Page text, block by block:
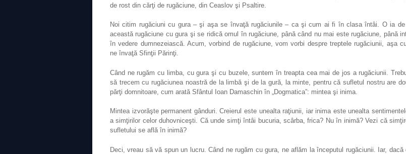
de rost din cărţi de rugăciune, din Ceaslov şi Psaltire.
Noi citim rugăciuni cu gura – şi aşa se învaţă rugăciunile – ca şi cum ai fi în clasa întâi. O ia
această rugăciune cu gura şi se ridică omul în rugăciune, până când nu mai este rugăciune, până
în vedere dumnezeiască. Acum, vorbind de rugăciune, vom vorbi despre treptele rugăciunii, aşa
ne învaţă Sfinţii Părinţi.
Când ne rugăm cu limba, cu gura şi cu buzele, suntem în treapta cea mai de jos a rugăciunii.
să trecem cu rugăciunea noastră de la limbă şi de la gură, la minte, pentru că sufletul nostru are
părţi domnitoare, cum arată Sfântul Ioan Damaschin în „Dogmatica”: mintea şi inima.
Mintea izvorăşte permanent gânduri. Creierul este unealta raţiunii, iar inima este unealta
a simţirilor celor duhovniceşti. Că unde simţi întâi bucuria, scârba, frica? Nu în inimă? Vezi că
sufletului se află în inimă?
Deci, vreau să vă spun un lucru. Când ne rugăm cu gura, ne aflăm la începutul rugăciunii. Iar, dacă